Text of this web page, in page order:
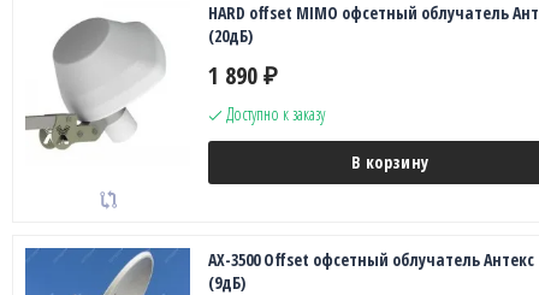
HARD offset MIMO офсетный облучатель
(20дБ)
1 890 ₽
Доступно к заказу
В корзину
AX-3500 Offset офсетный облучатель Антекс
(9дБ)